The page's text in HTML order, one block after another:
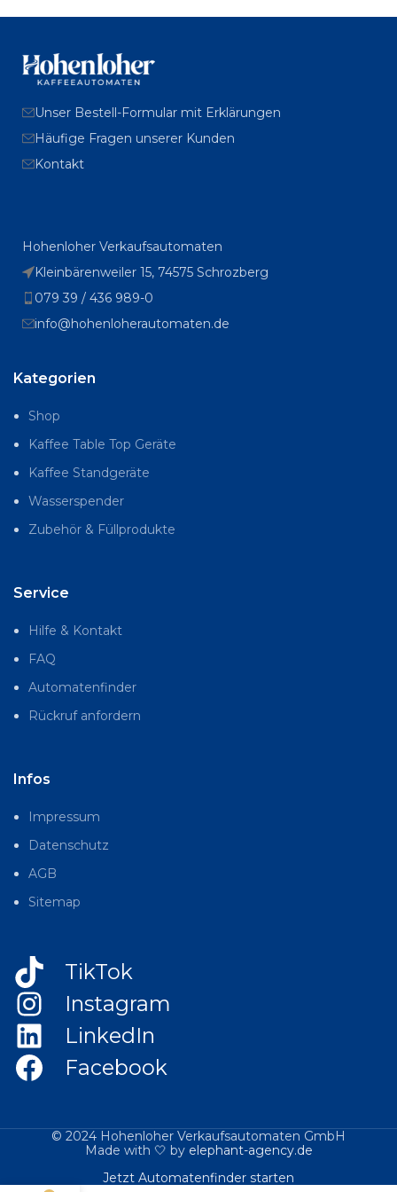
Unser Bestell-Formular mit Erklärungen
Häufige Fragen unserer Kunden
Kontakt
Hohenloher Verkaufsautomaten
Kleinbärenweiler 15, 74575 Schrozberg
079 39 / 436 989-0
info@hohenloherautomaten.de
Kategorien
Shop
Kaffee Table Top Geräte
Kaffee Standgeräte
Wasserspender
Zubehör & Füllprodukte
Service
Hilfe & Kontakt
FAQ
Automatenfinder
Rückruf anfordern
Infos
Impressum
Datenschutz
AGB
Sitemap
TikTok
Instagram
LinkedIn
Facebook
© 2024 Hohenloher Verkaufsautomaten GmbH
Made with 🤍 by elephant-agency.de
Jetzt Automatenfinder starten